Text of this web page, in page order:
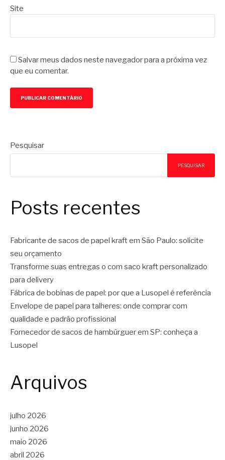
Site
Salvar meus dados neste navegador para a próxima vez
que eu comentar.
Pesquisar
PESQUISAR
Posts recentes
Fabricante de sacos de papel kraft em São Paulo: solicite
seu orçamento
Transforme suas entregas o com saco kraft personalizado
para delivery
Fábrica de bobinas de papel: por que a Lusopel é referência
Envelope de papel para talheres: onde comprar com
qualidade e padrão profissional
Fornecedor de sacos de hambúrguer em SP: conheça a
Lusopel
Arquivos
julho 2026
junho 2026
maio 2026
abril 2026